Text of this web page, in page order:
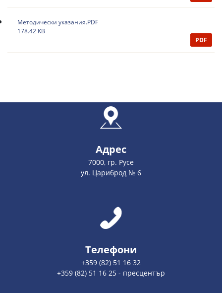
Методически указания.PDF
178.42 KB
PDF
Адрес
7000, гр. Русе
ул. Цариброд № 6
Телефони
+359 (82) 51 16 32
+359 (82) 51 16 25 - пресцентър